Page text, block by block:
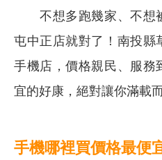
不想多跑幾家、不想
屯中正店就對了！南投
手機店，價格親民、服務
宜的好康，絕對讓你滿載
手機哪裡買價格最便